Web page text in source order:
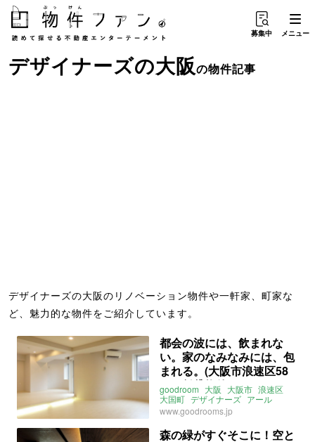
募集中 メニュー
デザイナーズの大阪の物件記事
デザイナーズの大阪のリノベーション物件や一軒家、町家な
ど、魅力的な物件をご紹介しています。
都会の波には、飲まれな
い。家のなみなみには、包
まれる。(大阪市浪速区58
㎡の賃貸物件)
goodroom 大阪 大阪市 浪速区
大国町 デザイナーズ アール
1LDK 賃貸
www.goodrooms.jp
森の緑がすぐそこに！空と